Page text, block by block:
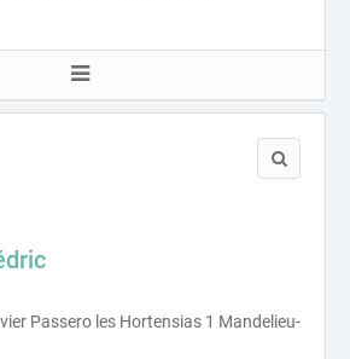
Passero les Hortensias 1 Mandelieu-